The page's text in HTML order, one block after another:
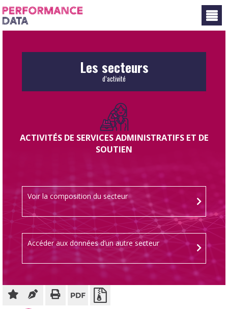
Panneau de gestion des cookies
Les secteurs
d’activité
ACTIVITÉS DE SERVICES ADMINISTRATIFS ET DE
SOUTIEN
Voir la composition du secteur
Accéder aux données d’un autre secteur